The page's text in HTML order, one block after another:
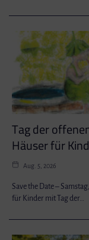
Tag der
Häuser für
Aug. 5, 2026
Save the Date –
für Kinder mit Tag der…